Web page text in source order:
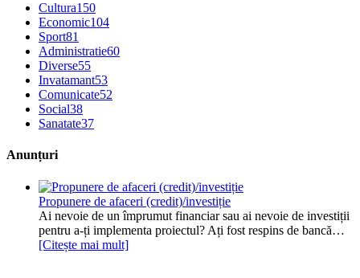
Cultura150
Economic104
Sport81
Administratie60
Diverse55
Invatamant53
Comunicate52
Social38
Sanatate37
Anunțuri
Propunere de afaceri (credit)/investiție
Ai nevoie de un împrumut financiar sau ai nevoie de investiții
pentru a-ți implementa proiectul? Ați fost respins de bancă…
[Citește mai mult]